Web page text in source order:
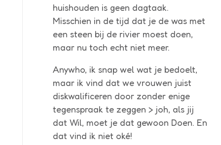
huishouden is geen dagtaak.
Misschien in de tijd dat je de was met
een steen bij de rivier moest doen,
maar nu toch echt niet meer.
Anywho, ik snap wel wat je bedoelt,
maar ik vind dat we vrouwen juist
diskwalificeren door zonder enige
tegenspraak te zeggen > joh, als jij
dat Wil, moet je dat gewoon Doen. En
dat vind ik niet oké!